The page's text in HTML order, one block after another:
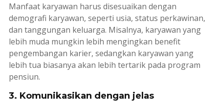
Manfaat karyawan harus disesuaikan dengan
demografi karyawan, seperti usia, status perkawinan,
dan tanggungan keluarga. Misalnya, karyawan yang
lebih muda mungkin lebih mengingkan benefit
pengembangan karier, sedangkan karyawan yang
lebih tua biasanya akan lebih tertarik pada program
pensiun.
3. Komunikasikan dengan jelas